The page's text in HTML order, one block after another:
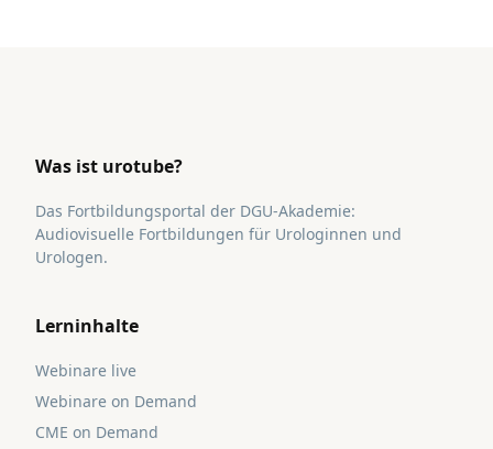
Was ist urotube?
Das Fortbildungsportal der DGU-Akademie:
Audiovisuelle Fortbildungen für Urologinnen und
Urologen.
Lerninhalte
Webinare live
Webinare on Demand
CME on Demand